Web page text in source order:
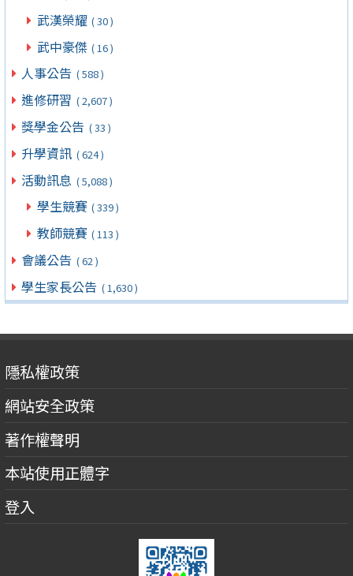
武漢榮耀 ( 30 )
武中豪傑 ( 16 )
人事公告 ( 588 )
進修研習 ( 2,607 )
獎學金公告 ( 33 )
升學資訊 ( 624 )
活動訊息 ( 5,088 )
學生競賽 ( 339 )
教師競賽 ( 113 )
會議公告 ( 62 )
學生家長公告 ( 1,630 )
隱私權政策
網站安全政策
著作權聲明
本站使用正體字
登入